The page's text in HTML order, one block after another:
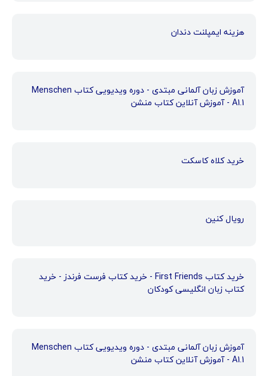
هزینه ایمپلنت دندان
آموزش زبان آلمانی مبتدی - دوره ویدیویی کتاب Menschen
A1.1 - آموزش آنلاین کتاب منشن
خرید کلاه کاسکت
رویال کنین
خرید کتاب First Friends - خرید کتاب فرست فرندز - خرید
کتاب زبان انگلیسی کودکان
آموزش زبان آلمانی مبتدی - دوره ویدیویی کتاب Menschen
A1.1 - آموزش آنلاین کتاب منشن